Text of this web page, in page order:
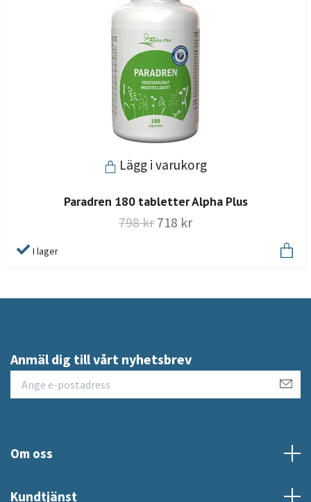
Lägg i varukorg
Paradren 180 tabletter Alpha Plus
798 kr 718 kr
I lager
Anmäl dig till vårt nyhetsbrev
Om oss
Kundtjänst